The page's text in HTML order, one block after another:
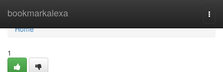
bookmarkalexa
Home
Home
1